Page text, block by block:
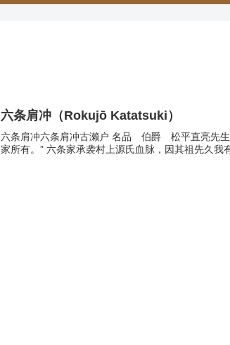
六条肩冲（Rokujō Katatsuki）
六条肩冲六条肩冲古濑户 名品 伯爵 松平直亮先
家所有。” 六条家承袭村上源氏血脉，因其祖先久